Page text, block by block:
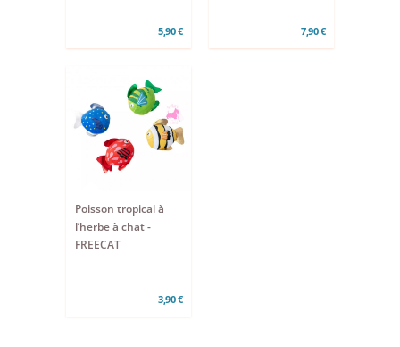
5,90 € 7,90 €
Poisson tropical à
l’herbe à chat -
FREECAT
3,90 €